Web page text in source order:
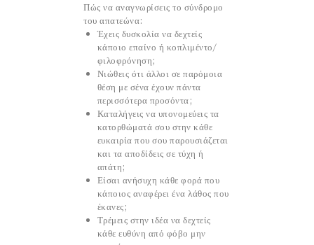
Πώς να αναγνωρίσεις το σύνδρομο
του απατεώνα:
Έχεις δυσκολία να δεχτείς
κάποιο επαίνο ή κοπλιμέντο/
φιλοφρόνηση;
Νιώθεις ότι άλλοι σε παρόμοια
θέση με σένα έχουν πάντα
περισσότερα προσόντα;
Καταλήγεις να υπονομεύεις τα
κατορθώματά σου στην κάθε
ευκαιρία που σου παρουσιάζεται
και τα αποδίδεις σε τύχη ή
απάτη;
Είσαι ανήσυχη κάθε φορά που
κάποιος αναφέρει ένα λάθος που
έκανες;
Τρέμεις στην ιδέα να δεχτείς
κάθε ευθύνη από φόβο μην